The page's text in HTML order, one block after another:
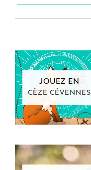
JOUEZ EN
CÈZE CÉVENNES